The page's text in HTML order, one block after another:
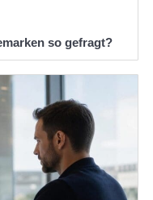
so gefragt?